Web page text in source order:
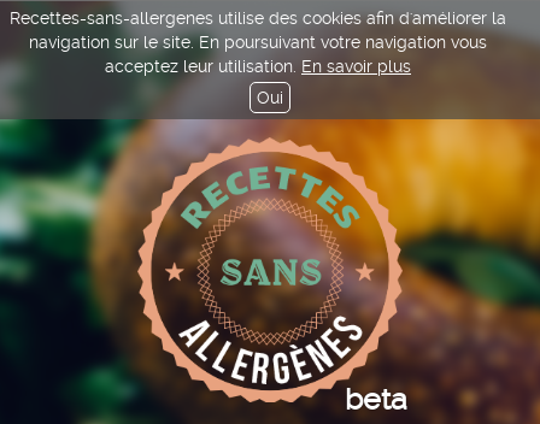
Recettes-sans-allergenes utilise des cookies afin d'améliorer la
navigation sur le site. En poursuivant votre navigation vous
acceptez leur utilisation. En savoir plus
Oui
beta